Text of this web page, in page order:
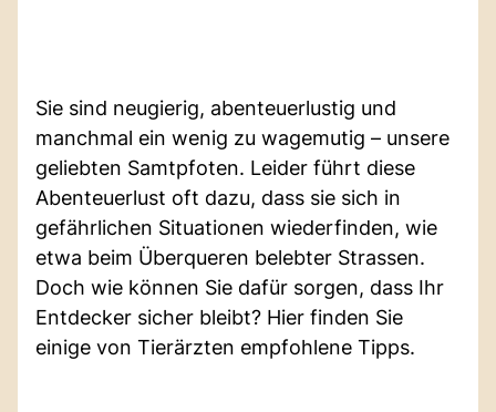
Sie sind neugierig, abenteuerlustig und
manchmal ein wenig zu wagemutig – unsere
geliebten Samtpfoten. Leider führt diese
Abenteuerlust oft dazu, dass sie sich in
gefährlichen Situationen wiederfinden, wie
etwa beim Überqueren belebter Strassen.
Doch wie können Sie dafür sorgen, dass Ihr
Entdecker sicher bleibt? Hier finden Sie
einige von Tierärzten empfohlene Tipps.